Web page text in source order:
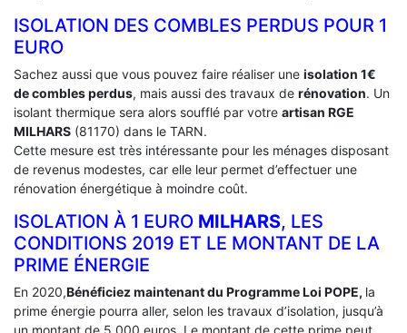
ISOLATION DES COMBLES PERDUS POUR 1
EURO
Sachez aussi que vous pouvez faire réaliser une isolation 1€
de combles perdus, mais aussi des travaux de rénovation. Un
isolant thermique sera alors soufflé par votre artisan RGE
MILHARS (81170) dans le TARN.
Cette mesure est très intéressante pour les ménages disposant
de revenus modestes, car elle leur permet d’effectuer une
rénovation énergétique à moindre coût.
ISOLATION À 1 EURO MILHARS, LES
CONDITIONS 2019 ET LE MONTANT DE LA
PRIME ÉNERGIE
En 2020,Bénéficiez maintenant du Programme Loi POPE, la
prime énergie pourra aller, selon les travaux d’isolation, jusqu’à
un montant de 5 000 euros. Le montant de cette prime peut